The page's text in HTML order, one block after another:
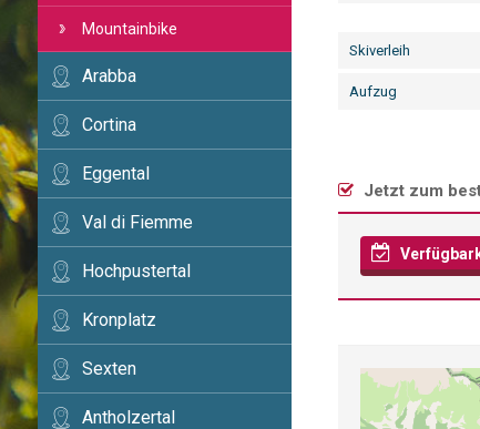
Mountainbike
Arabba
Cortina
Eggental
Val di Fiemme
Hochpustertal
Kronplatz
Sexten
Antholzertal
Skiverleih
Aufzug
Jetzt zum